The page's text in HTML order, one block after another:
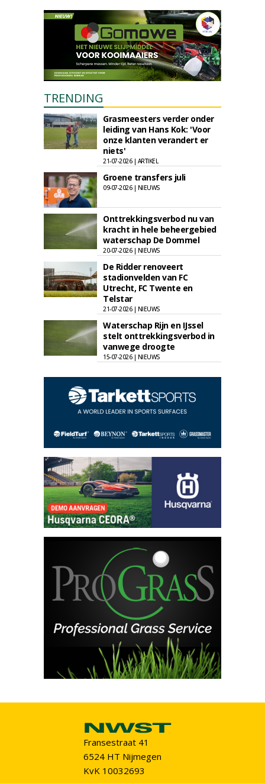
TRENDING
Grasmeesters verder onder
leiding van Hans Kok: 'Voor
onze klanten verandert er
niets'
21-07-2026 | ARTIKEL
Groene transfers juli
09-07-2026 | NIEUWS
Onttrekkingsverbod nu van
kracht in hele beheergebied
waterschap De Dommel
20-07-2026 | NIEUWS
De Ridder renoveert
stadionvelden van FC
Utrecht, FC Twente en
Telstar
21-07-2026 | NIEUWS
Waterschap Rijn en IJssel
stelt onttrekkingsverbod in
vanwege droogte
15-07-2026 | NIEUWS
Fransestraat 41
6524 HT Nijmegen
KvK 10032693